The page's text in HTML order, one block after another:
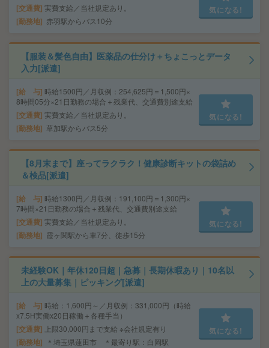
交通費 実費支給／当社規定あり。
勤務地 赤羽駅からバス10分
気になる!
【服装＆髪色自由】医薬品の仕分け＋ちょこっとデータ
入力[派遣]
給 与 時給1500円／月収例：254,625円＝1,500円×
8時間05分×21日勤務の場合＋残業代、交通費別途支給
交通費 実費支給／当社規定あり。
勤務地 草加駅からバス5分
気になる!
【8月末まで】座ってラクラク！健康診断キットの袋詰め
＆検品[派遣]
給 与 時給1300円／月収例：191,100円＝1,300円×
7時間×21日勤務の場合＋残業代、交通費別途支給
交通費 実費支給／当社規定あり。
勤務地 霞ヶ関駅から車7分、徒歩15分
気になる!
未経験OK｜年休120日超｜急募｜長期休暇あり｜10名以
上の大量募集｜ピッキング[派遣]
給 与 時給：1,600円～／月収例：331,000円（時給
x7.5H実働x20日稼働＋各種手当）
交通費 上限30,000円まで支給 ※会社規定有り
勤務地 ＊埼玉県蓮田市 ＊最寄り駅：白岡駅
気になる!